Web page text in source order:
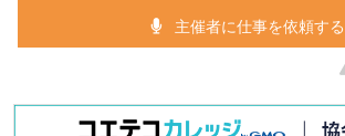
主催者に仕事を依頼する